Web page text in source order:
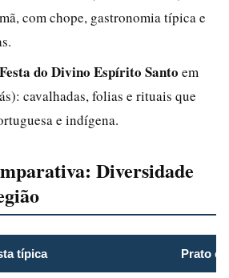
com chope, gastronomia típica e
Festa do Divino Espírito Santo em
cavalhadas, folias e rituais que
e indígena.
Diversidade
típica Prato